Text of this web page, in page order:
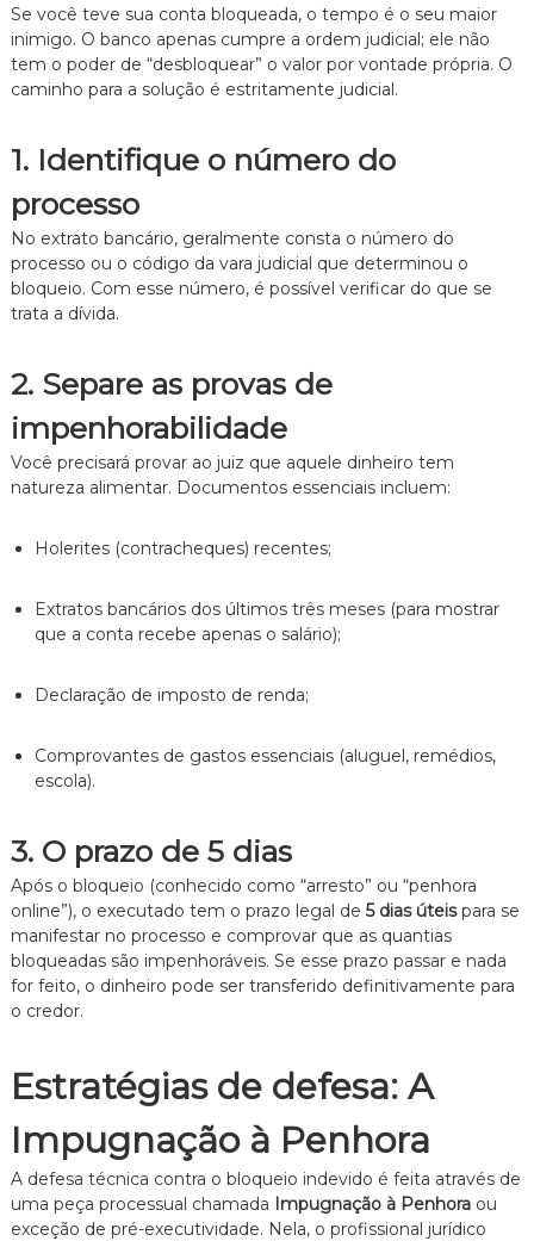
Se você teve sua conta bloqueada,o tempo é o seu maior
inimigo. O banco apenas cumpre a ordem judicial; ele não
tem o poder de “desbloquear” o valor por vontade própria. O
caminho para a solução é estritamente judicial.
1. Identifique o número do
processo
No extrato bancário,geralmente consta o número do
processo ou o código da vara judicial que determinou o
bloqueio. Com esse número,é possível verificar do que se
trata a dívida.
2. Separe as provas de
impenhorabilidade
Você precisará provar ao juiz que aquele dinheiro tem
natureza alimentar. Documentos essenciais incluem:
Holerites (contracheques) recentes;
Extratos bancários dos últimos três meses (para mostrar
que a conta recebe apenas o salário);
Declaração de imposto de renda;
Comprovantes de gastos essenciais (aluguel,remédios,
escola).
3. O prazo de 5 dias
Após o bloqueio (conhecido como “arresto” ou “penhora
online”),o executado tem o prazo legal de 5 dias úteispara se
manifestar no processo e comprovar que as quantias
bloqueadas são impenhoráveis. Se esse prazo passar e nada
for feito,o dinheiro pode ser transferido definitivamente para
o credor.
Estratégias de defesa: A
Impugnação à Penhora
A defesa técnica contra o bloqueio indevido é feita através de
uma peça processual chamada Impugnação à Penhoraou
exceção de pré-executividade. Nela,o profissional jurídico